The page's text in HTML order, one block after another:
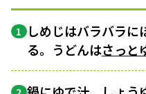
1 しめじはバラバラに
る。うどんはさっと